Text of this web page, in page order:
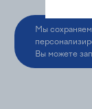
Мы сохраняем
Вы можете